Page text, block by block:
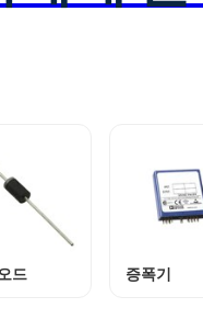
드 증폭기